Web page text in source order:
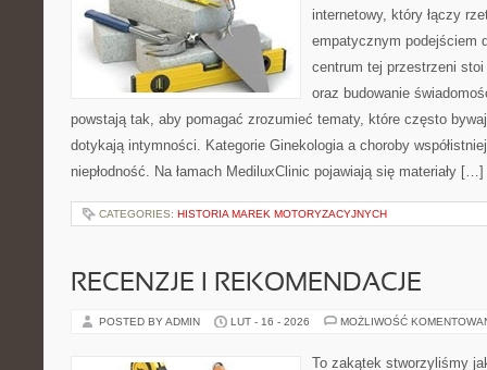
internetowy, który łączy
empatycznym podejściem
centrum tej przestrzeni
oraz budowanie
powstają tak, aby pomagać zrozumieć tematy, które często
dotykają intymności. Kategorie Ginekologia a choroby
niepłodność. Na łamach MediluxClinic pojawiają się materiały […]
CATEGORIES: HISTORIA MAREK MOTORYZACYJNYCH
RECENZJE I REKOMENDACJE
POSTED BY ADMIN LUT - 16 - 2026 MOŻLIWOŚĆ
To zakątek stworzyliśmy